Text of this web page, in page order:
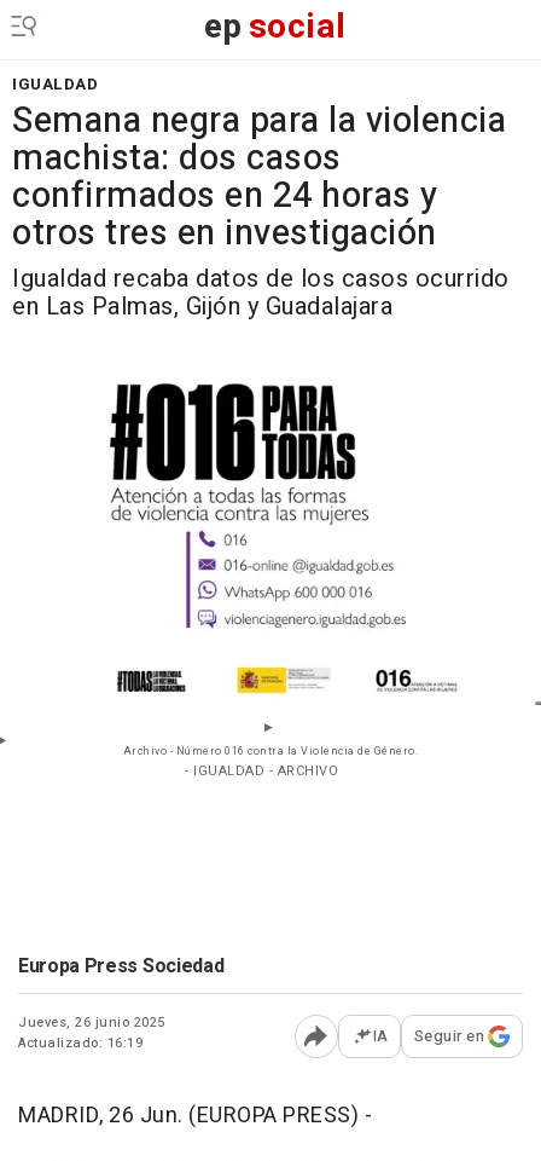
epsocial
IGUALDAD
Semana negra para la violencia
machista: dos casos
confirmados en 24 horas y
otros tres en investigación
Igualdad recaba datos de los casos ocurrido
en Las Palmas, Gijón y Guadalajara
Archivo - Número 016 contra la Violencia de Género.
- IGUALDAD - ARCHIVO
Europa Press Sociedad
Jueves, 26 junio 2025
Actualizado: 16:19
Abrir opciones para
IA Seguir en
MADRID, 26 Jun. (EUROPA PRESS) -